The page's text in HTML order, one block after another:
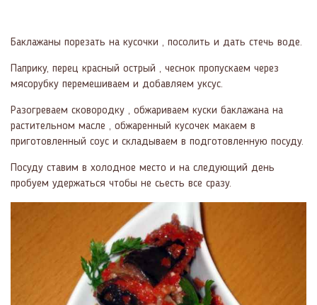
Баклажаны порезать на кусочки , посолить и дать стечь воде.
Паприку, перец красный острый , чеснок пропускаем через
мясорубку перемешиваем и добавляем уксус.
Разогреваем сковородку , обжариваем куски баклажана на
растительном масле , обжаренный кусочек макаем в
приготовленный соус и складываем в подготовленную посуду.
Посуду ставим в холодное место и на следующий день
пробуем удержаться чтобы не сьесть все сразу.